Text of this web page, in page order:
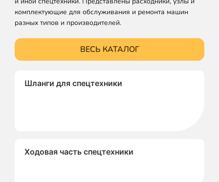
комплектующие для обслуживания и ремонта машин
разных типов и производителей.
ВЕСЬ КАТАЛОГ
Шланги для спецтехники
Ходовая часть спецтехники